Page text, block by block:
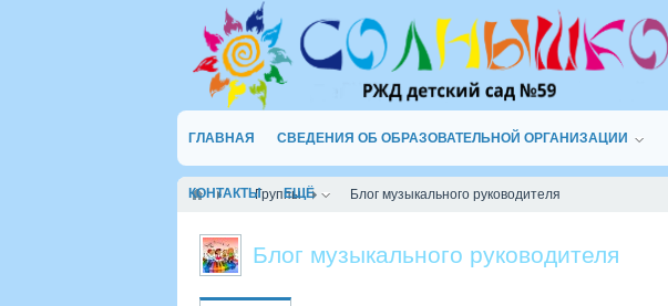
ГЛАВНАЯ СВЕДЕНИЯ ОБ ОБРАЗОВАТЕЛЬНОЙ ОРГАНИЗАЦИИ
КОНТАКТЫ ЕЩЁ
Группы Блог музыкального руководителя
Блог музыкального руководителя